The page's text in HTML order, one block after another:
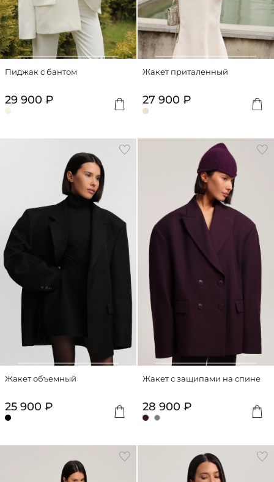
Пиджак с бантом
29 900 ₽
Жакет приталенный
27 900 ₽
Жакет объемный
25 900 ₽
Жакет с защипами на спине
28 900 ₽